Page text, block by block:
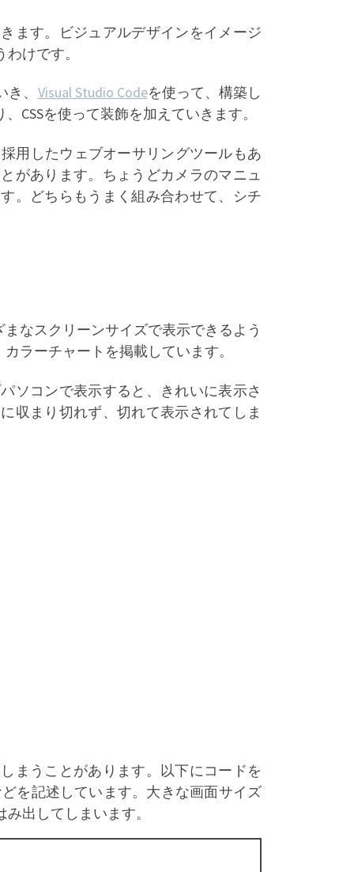
ます。ビジュアルデザインをイメージ
けです。
、 Visual Studio Codeを使って、構築し
CSSを使って装飾を加えていきます。
採用したウェブオーサリングツールもあ
があります。ちょうどカメラのマニュ
。どちらもうまく組み合わせて、シチ
なスクリーンサイズで表示できるよう
ラーチャートを掲載しています。
ソコンで表示すると、きれいに表示さ
収まり切れず、切れて表示されてしま
まうことがあります。以下にコードを
を記述しています。大きな画面サイズ
出してしまいます。